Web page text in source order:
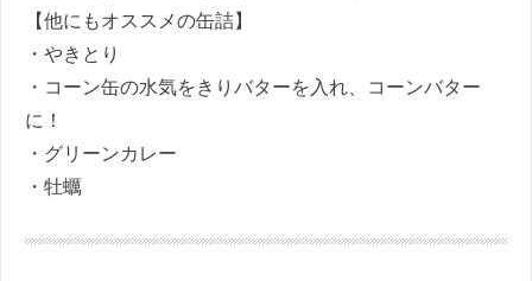
【他にもオススメの缶詰】
・やきとり
・コーン缶の水気をきりバターを入れ、コーンバター
に！
・グリーンカレー
・牡蠣